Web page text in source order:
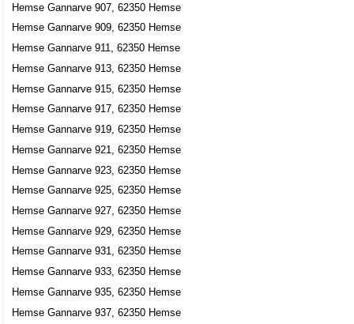
Hemse Gannarve 907, 62350 Hemse
Hemse Gannarve 909, 62350 Hemse
Hemse Gannarve 911, 62350 Hemse
Hemse Gannarve 913, 62350 Hemse
Hemse Gannarve 915, 62350 Hemse
Hemse Gannarve 917, 62350 Hemse
Hemse Gannarve 919, 62350 Hemse
Hemse Gannarve 921, 62350 Hemse
Hemse Gannarve 923, 62350 Hemse
Hemse Gannarve 925, 62350 Hemse
Hemse Gannarve 927, 62350 Hemse
Hemse Gannarve 929, 62350 Hemse
Hemse Gannarve 931, 62350 Hemse
Hemse Gannarve 933, 62350 Hemse
Hemse Gannarve 935, 62350 Hemse
Hemse Gannarve 937, 62350 Hemse